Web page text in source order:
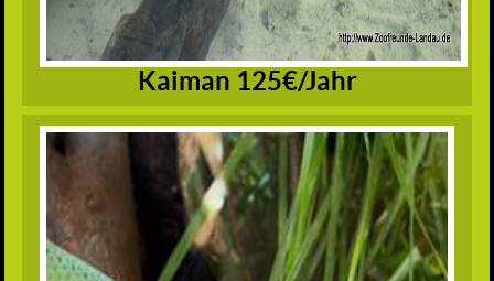
Kaiman 125€/Jahr